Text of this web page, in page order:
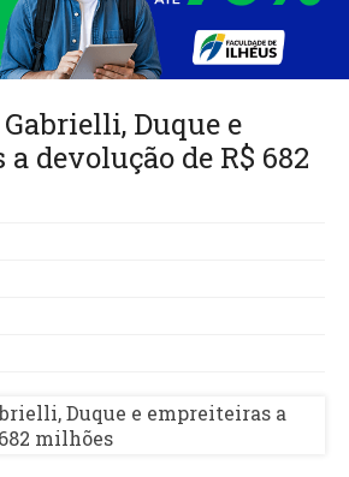
Duque e
devolução de R$ 682